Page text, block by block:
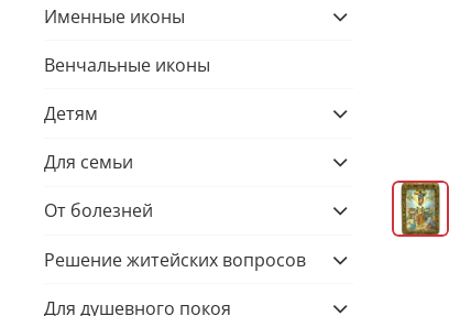
Именные иконы
Венчальные иконы
Детям
Для семьи
От болезней
Решение житейских вопросов
Для душевного покоя